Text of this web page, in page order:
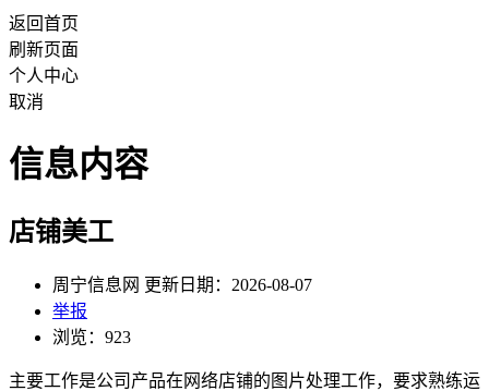
返回首页
刷新页面
个人中心
取消
信息内容
店铺美工
周宁信息网 更新日期：2026-08-07
举报
浏览：923
主要工作是公司产品在网络店铺的图片处理工作，要求熟练运